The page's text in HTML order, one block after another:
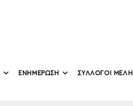
ΕΝΗΜΕΡΩΣΗ ΣΥΛΛΟΓΟΙ ΜΕΛΗ